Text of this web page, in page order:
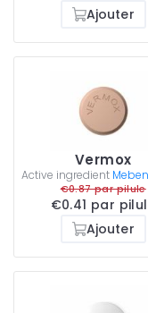
Ajouter
Vermox
Active ingredient
€0.87 par pilule
€0.41 par
Ajouter